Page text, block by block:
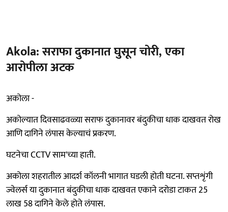
Akola: सराफा दुकानात घुसून चोरी, एका
आरोपीला अटक
अकोला -
अकोल्यात दिवसाढवळ्या सराफ दुकानावर बंदुकीचा धाक दाखवत रोख
आणि दागिने लंपास केल्याचं प्रकरण.
घटनेचा CCTV साम'च्या हाती.
अकोला शहरातील आदर्श कॉलनी भागात घडली होती घटना. सप्तशृंगी
ज्वेलर्स या दुकानात बंदुकीचा धाक दाखवत एकाने दरोडा टाकत 25
लाख 58 दागिने केले होते लंपास.